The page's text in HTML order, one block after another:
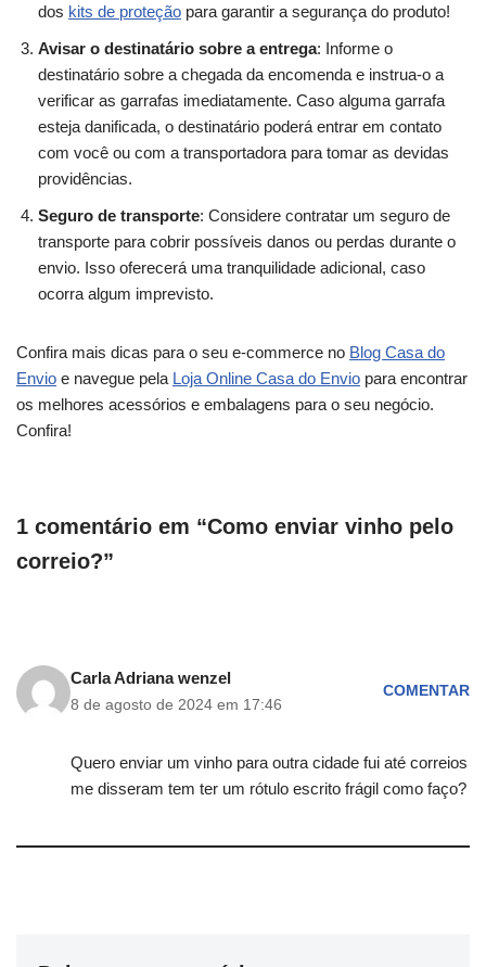
dos kits de proteção para garantir a segurança do produto!
Avisar o destinatário sobre a entrega: Informe o
destinatário sobre a chegada da encomenda e instrua-o a
verificar as garrafas imediatamente. Caso alguma garrafa
esteja danificada, o destinatário poderá entrar em contato
com você ou com a transportadora para tomar as devidas
providências.
Seguro de transporte: Considere contratar um seguro de
transporte para cobrir possíveis danos ou perdas durante o
envio. Isso oferecerá uma tranquilidade adicional, caso
ocorra algum imprevisto.
Confira mais dicas para o seu e-commerce no Blog Casa do
Envio e navegue pela Loja Online Casa do Envio para encontrar
os melhores acessórios e embalagens para o seu negócio.
Confira!
1 comentário em “Como enviar vinho pelo
correio?”
Carla Adriana wenzel
8 de agosto de 2024 em 17:46
COMENTAR
Quero enviar um vinho para outra cidade fui até correios
me disseram tem ter um rótulo escrito frágil como faço?